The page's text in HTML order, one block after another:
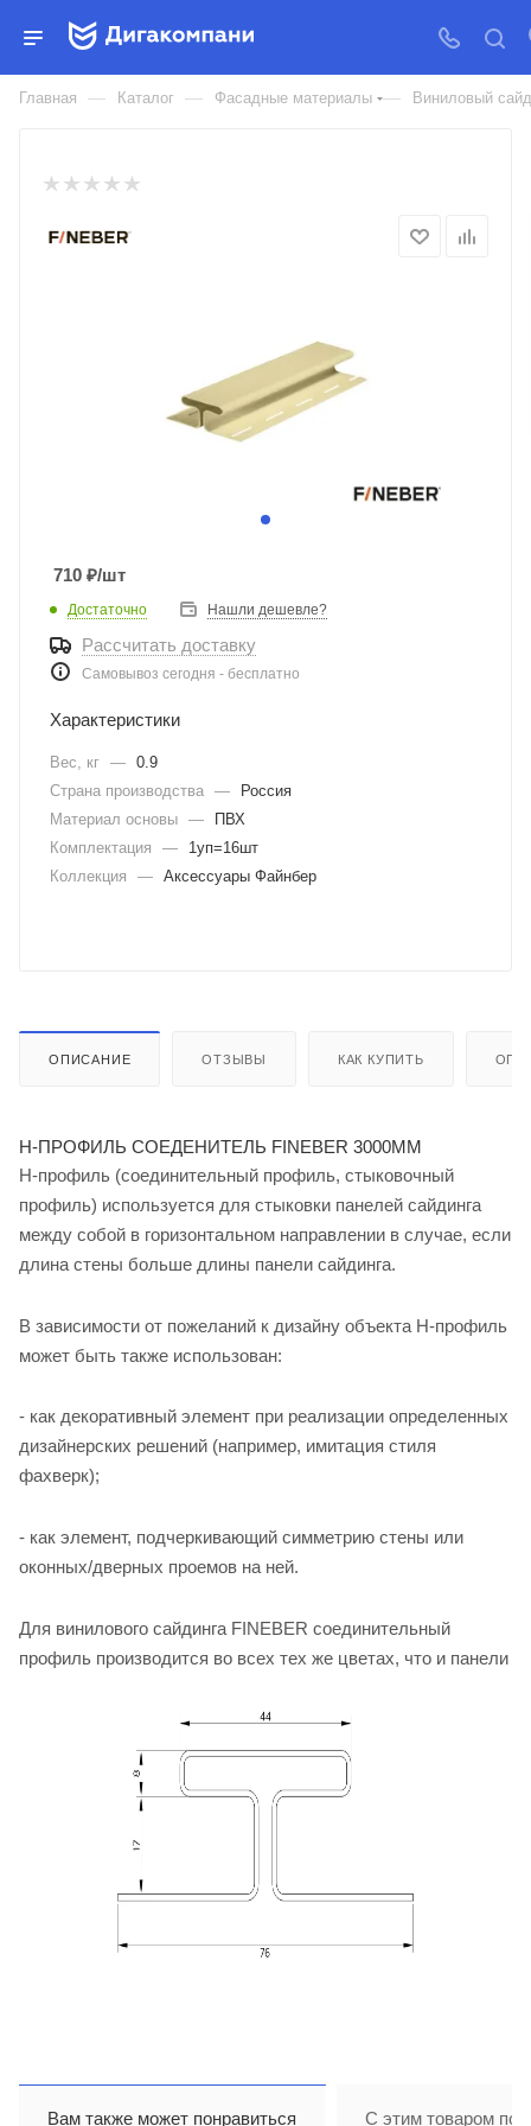
Н-ПРОФИЛЬ СОЕДЕНИТЕЛЬ
FINEBER
Главная — Каталог — Фасадные материалы — Виниловый
710 ₽/шт
Достаточно Нашли дешевле?
Рассчитать доставку
Самовывоз сегодня - бесплатно
Характеристики
Вес, кг — 0.9
Страна производства —
Россия
Материал основы —
ПВХ
Комплектация
—
1уп=16шт
Коллекция
— Аксессуары Файнбер
ОПИСАНИЕ ОТЗЫВЫ КАК КУПИТЬ
Н-ПРОФИЛЬ СОЕДЕНИТЕЛЬ FINEBER 3000ММ
H-профиль (соединительный профиль, стыковочный
профиль) используется для стыковки панелей сайдинга
между собой в горизонтальном направлении в случае, если
длина стены больше длины панели сайдинга.
В зависимости от пожеланий к дизайну объекта H-профиль
может быть также использован:
- как декоративный элемент при реализации определенных
дизайнерских решений (например, имитация стиля
фахверк);
- как элемент, подчеркивающий симметрию стены или
оконных/дверных проемов на ней.
Для винилового сайдинга FINEBER соединительный
профиль производится во всех тех же цветах, что и панели
Вам также может понравиться С этим товаром